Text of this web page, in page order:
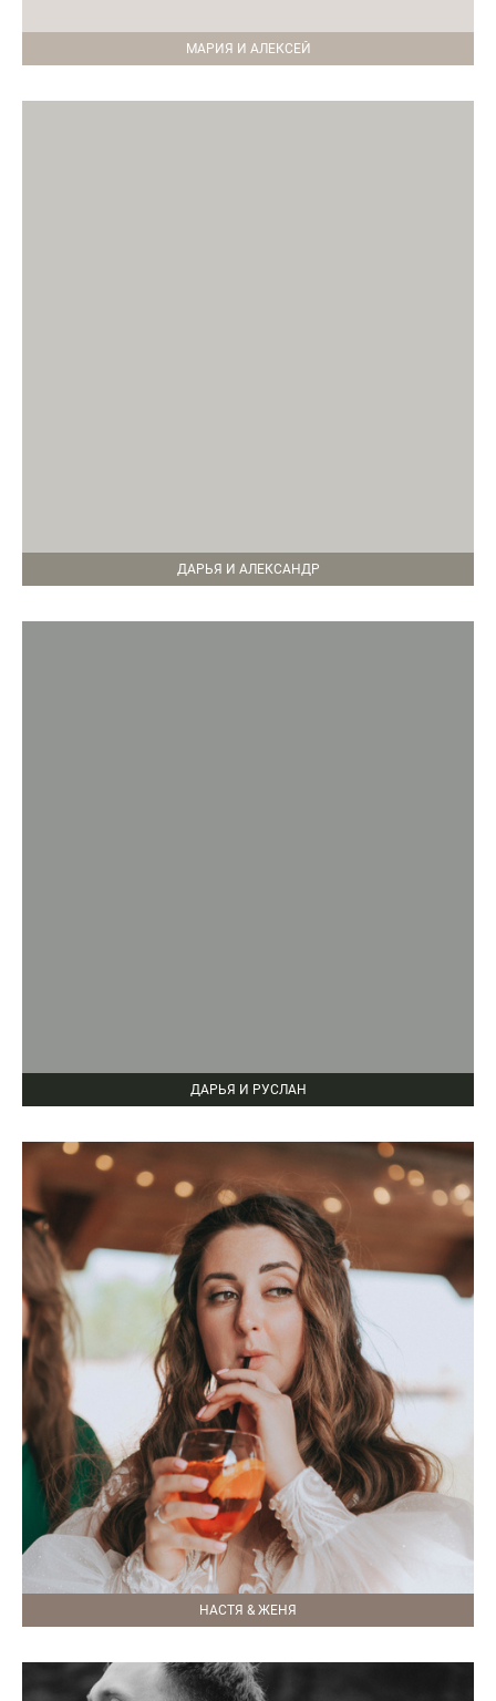
МАРИЯ И АЛЕКСЕЙ
ДАРЬЯ И АЛЕКСАНДР
ДАРЬЯ И РУСЛАН
НАСТЯ & ЖЕНЯ